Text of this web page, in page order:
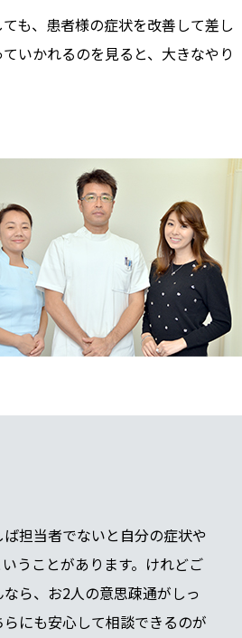
も、患者様の症状を改善して差し
いかれるのを見ると、大きなやり
担当者でないと自分の症状や
うことがあります。けれどご
ら、お2人の意思疎通がしっ
にも安心して相談できるのが